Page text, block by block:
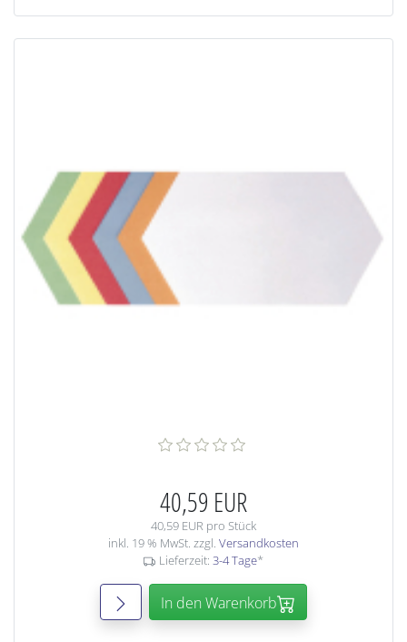
40,59 EUR
40,59 EUR pro Stück
inkl. 19 % MwSt. zzgl. Versandkosten
Lieferzeit: 3-4 Tage*
In den Warenkorb